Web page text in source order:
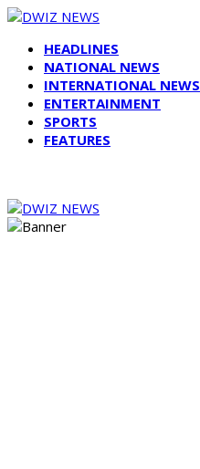
HEADLINES
NATIONAL NEWS
INTERNATIONAL NEWS
ENTERTAINMENT
SPORTS
FEATURES